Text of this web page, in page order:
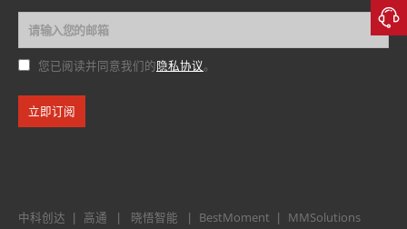
您已阅读并同意我们的隐私协议。
中科创达 高通 晓悟智能 BestMoment MMSolutions
